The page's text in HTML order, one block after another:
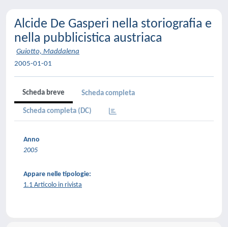
Alcide De Gasperi nella storiografia e
nella pubblicistica austriaca
Guiotto, Maddalena
2005-01-01
Scheda breve Scheda completa
Scheda completa (DC)
Anno
2005
Appare nelle tipologie:
1.1 Articolo in rivista